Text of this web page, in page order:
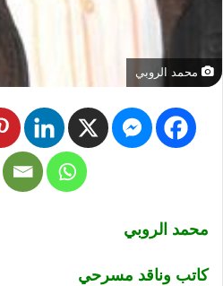
محمد الروبي
محمد الروبي
كاتب وناقد مسرحي